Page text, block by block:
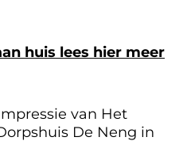
huis lees hier meer
van Het
De Neng in